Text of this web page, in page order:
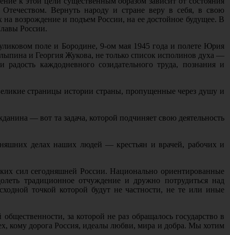
Вернуть народу и стране веру в себя, в свою
возрождение и подъем России, на ее достойное будущее. В
России.
поле и Бородине, 9-ом мая 1945 года и полете Юрия
и Георгия Жукова, не только список исполинов духа —
каждодневного созидательного труда, познания и
страницы истории страны, пропущенные через душу и
— вот та задача, которой подчиняет свою деятельность
делах наших людей — крестьян и врачей, рабочих и
сил сегодняшней России. Национально ориентированные
традиционное отчуждение и дружно потрудиться над
точкой которой будут не частности, не те или иные
за которой не раз обращалось государство в
кому дорога Россия, идеалы любви, мира и добра. Мы хотим